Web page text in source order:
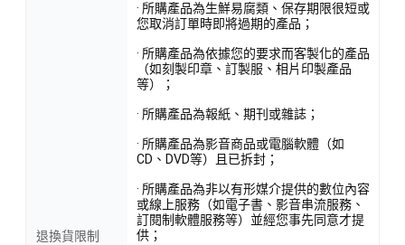
退換貨限制
· 所購產品為生鮮易腐類、保存期限很短或
您取消訂單時即將過期的產品；
· 所購產品為依據您的要求而客製化的產品
（如刻製印章、訂製服、相片印製產品
等）；
· 所購產品為報紙、期刊或雜誌；
· 所購產品為影音商品或電腦軟體（如
CD、DVD等）且已拆封；
· 所購產品為非以有形媒介提供的數位內容
或線上服務（如電子書、影音串流服務、
訂閱制軟體服務等）並經您事先同意才提
供；